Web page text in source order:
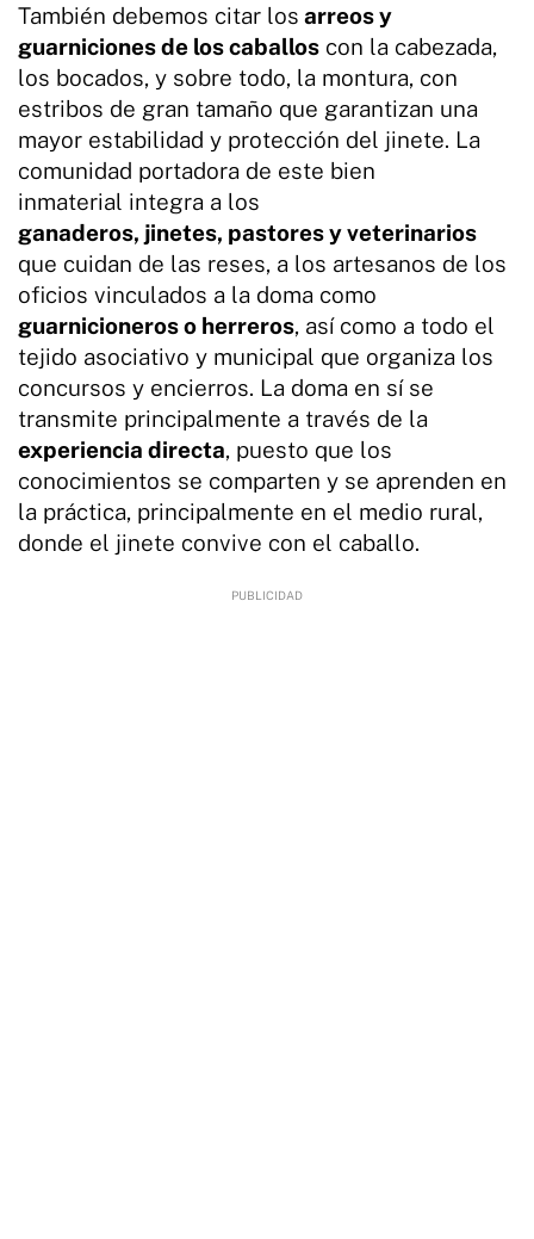
También debemos citar los arreos y
guarniciones de los caballos con la cabezada,
los bocados, y sobre todo, la montura, con
estribos de gran tamaño que garantizan una
mayor estabilidad y protección del jinete. La
comunidad portadora de este bien
inmaterial integra a los
ganaderos, jinetes, pastores y veterinarios
que cuidan de las reses, a los artesanos de los
oficios vinculados a la doma como
guarnicioneros o herreros, así como a todo el
tejido asociativo y municipal que organiza los
concursos y encierros. La doma en sí se
transmite principalmente a través de la
experiencia directa, puesto que los
conocimientos se comparten y se aprenden en
la práctica, principalmente en el medio rural,
donde el jinete convive con el caballo.